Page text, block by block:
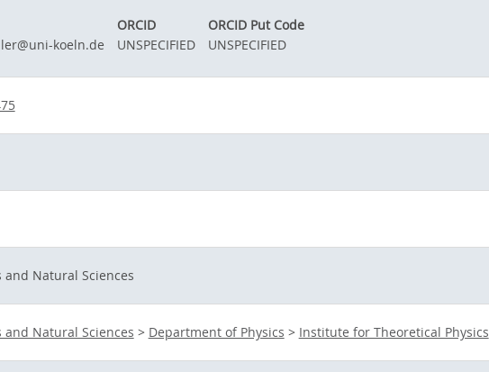
ORCID
ORCID Put Code
koeln.de UNSPECIFIED UNSPECIFIED
Natural Sciences
Natural Sciences > Department of Physics > Institute for Theoretical Physics